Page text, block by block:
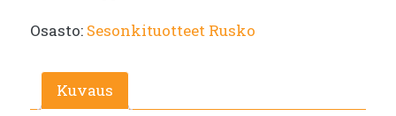
Osasto: Sesonkituotteet Rusko
Kuvaus